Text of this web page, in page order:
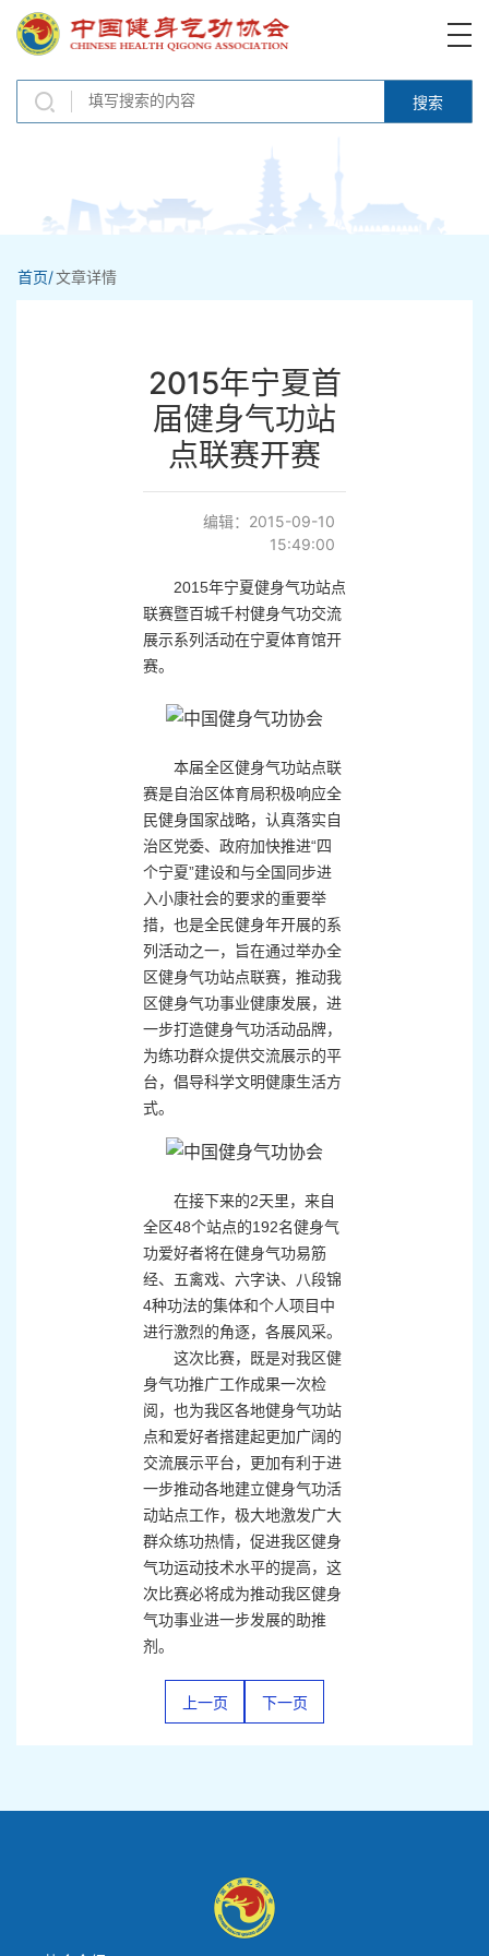
搜索
首页/文章详情
2015年宁夏首
届健身气功站
点联赛开赛
编辑：2015-09-10
15:49:00
2015年宁夏健身气功站点
联赛暨百城千村健身气功交流
展示系列活动在宁夏体育馆开
赛。
本届全区健身气功站点联
赛是自治区体育局积极响应全
民健身国家战略，认真落实自
治区党委、政府加快推进“四
个宁夏”建设和与全国同步进
入小康社会的要求的重要举
措，也是全民健身年开展的系
列活动之一，旨在通过举办全
区健身气功站点联赛，推动我
区健身气功事业健康发展，进
一步打造健身气功活动品牌，
为练功群众提供交流展示的平
台，倡导科学文明健康生活方
式。
在接下来的2天里，来自
全区48个站点的192名健身气
功爱好者将在健身气功易筋
经、五禽戏、六字诀、八段锦
4种功法的集体和个人项目中
进行激烈的角逐，各展风采。
这次比赛，既是对我区健
身气功推广工作成果一次检
阅，也为我区各地健身气功站
点和爱好者搭建起更加广阔的
交流展示平台，更加有利于进
一步推动各地建立健身气功活
动站点工作，极大地激发广大
群众练功热情，促进我区健身
气功运动技术水平的提高，这
次比赛必将成为推动我区健身
气功事业进一步发展的助推
剂。
上一页 下一页